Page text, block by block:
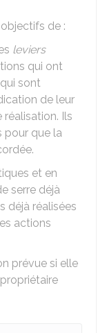
de :
leviers
qui ont
sont
de leur
Ils
pour que la
et en
serre déjà
déjà réalisées
actions
prévue si elle